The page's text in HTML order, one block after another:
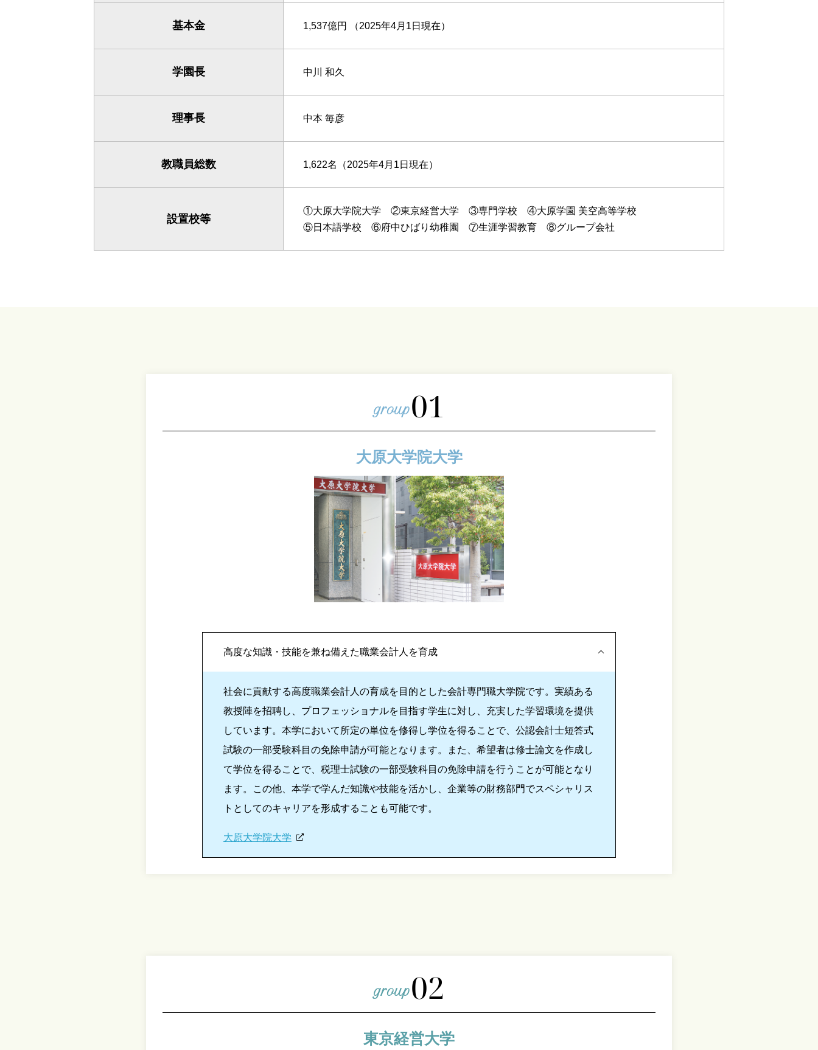
基本金 1,537億円 （2025年4月1日現在）
学園長 中川 和久
理事長 中本 毎彦
教職員総数 1,622名（2025年4月1日現在）
設置校等
①大原大学院大学 ②東京経営大学 ③専門学校 ④大原学園 美空高等学校
⑤日本語学校 ⑥府中ひばり幼稚園 ⑦生涯学習教育 ⑧グループ会社
01
大原大学院大学
高度な知識・技能を兼ね備えた職業会計人を育成
社会に貢献する高度職業会計人の育成を目的とした会計専門職大学院です。実績ある
教授陣を招聘し、プロフェッショナルを目指す学生に対し、充実した学習環境を提供
しています。本学において所定の単位を修得し学位を得ることで、公認会計士短答式
試験の一部受験科目の免除申請が可能となります。また、希望者は修士論文を作成し
て学位を得ることで、税理士試験の一部受験科目の免除申請を行うことが可能となり
ます。この他、本学で学んだ知識や技能を活かし、企業等の財務部門でスペシャリス
トとしてのキャリアを形成することも可能です。
大原大学院大学
02
東京経営大学